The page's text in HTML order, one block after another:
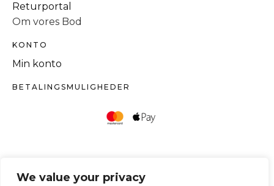
We value your privacy
Returportal
Om vores Bod
KONTO
Min konto
BETALINGSMULIGHEDER